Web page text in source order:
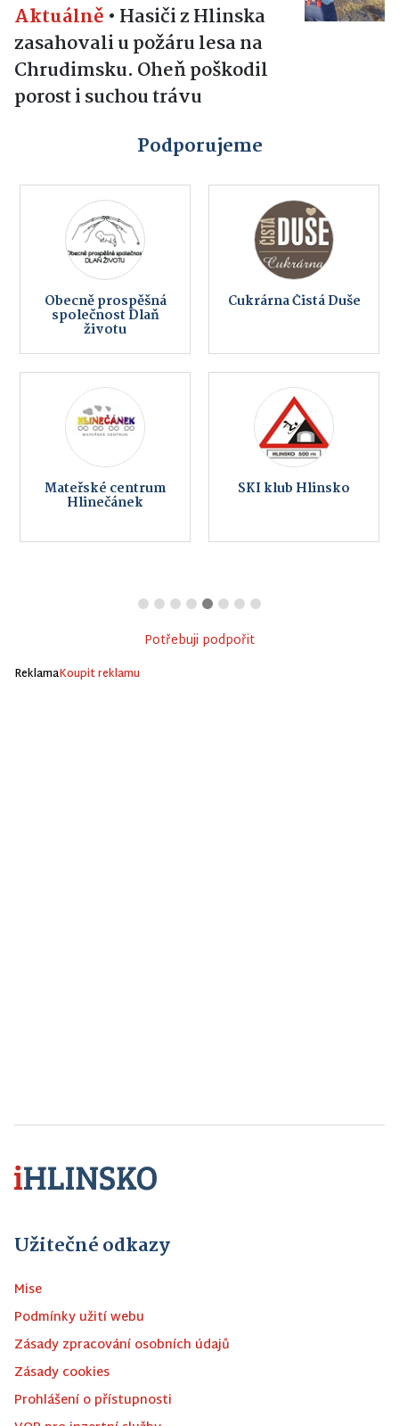
Aktuálně • Hasiči z Hlinska
zasahovali u požáru lesa na
Chrudimsku. Oheň poškodil
porost i suchou trávu
Podporujeme
Obecně prospěšná
společnost Dlaň
životu
Cukrárna Čistá Duše
Mateřské centrum
Hlinečánek
SKI klub Hlinsko
Potřebuji podpořit
ReklamaKoupit reklamu
Užitečné odkazy
Mise
Podmínky užití webu
Zásady zpracování osobních údajů
Zásady cookies
Prohlášení o přístupnosti